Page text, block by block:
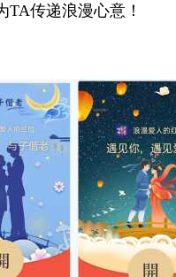
传递浪漫心意！